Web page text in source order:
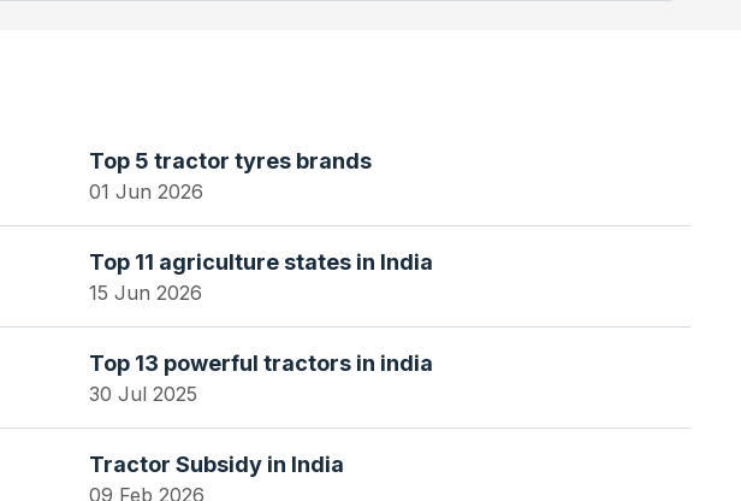
Top 5 tractor tyres brands
01 Jun 2026
Top 11 agriculture states in India
15 Jun 2026
Top 13 powerful tractors in india
30 Jul 2025
Tractor Subsidy in India
09 Feb 2026